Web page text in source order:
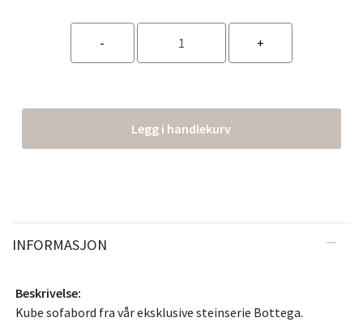
Legg i handlekurv
INFORMASJON
Beskrivelse:
Kube sofabord fra vår eksklusive steinserie Bottega.